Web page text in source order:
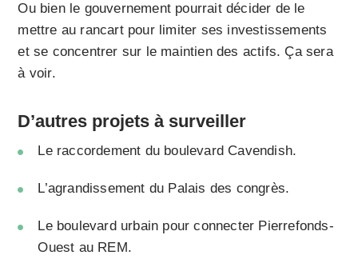
Ou bien le gouvernement pourrait décider de le
mettre au rancart pour limiter ses investissements
et se concentrer sur le maintien des actifs. Ça sera
à voir.
D’autres projets à surveiller
Le raccordement du boulevard Cavendish.
L’agrandissement du Palais des congrès.
Le boulevard urbain pour connecter Pierrefonds-
Ouest au REM.